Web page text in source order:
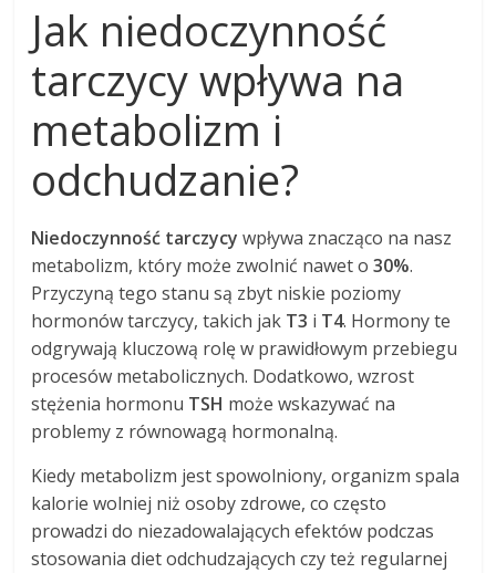
Jak niedoczynność
tarczycy wpływa na
metabolizm i
odchudzanie?
Niedoczynność tarczycy wpływa znacząco na nasz
metabolizm, który może zwolnić nawet o30%.
Przyczyną tego stanu są zbyt niskie poziomy
hormonów tarczycy, takich jak T3 i T4. Hormony te
odgrywają kluczową rolę w prawidłowym przebiegu
procesów metabolicznych. Dodatkowo, wzrost
stężenia hormonu TSH może wskazywać na
problemy z równowagą hormonalną.
Kiedy metabolizm jest spowolniony, organizm spala
kalorie wolniej niż osoby zdrowe, co często
prowadzi do niezadowalających efektów podczas
stosowania diet odchudzających czy też regularnej